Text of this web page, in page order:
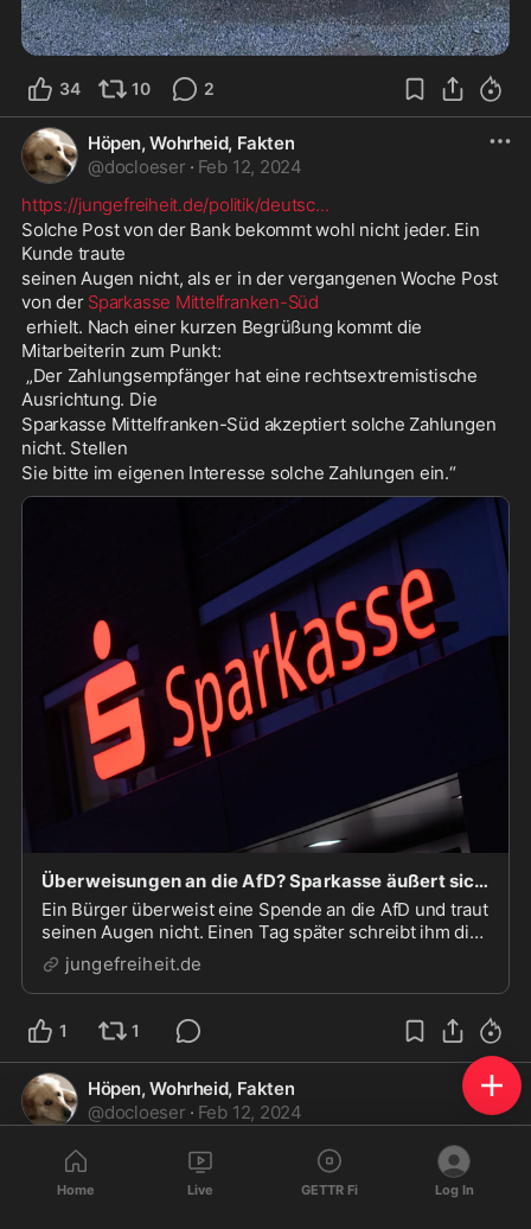
34 10 2
Höpen, Wohrheid, Fakten
@docloeser · Feb 12, 2024
https://jungefreiheit.de/politik/deutsc...
Solche Post von der Bank bekommt wohl nicht jeder. Ein
Kunde traute
seinen Augen nicht, als er in der vergangenen Woche Post
von der Sparkasse Mittelfranken-Süd
Mitarbeiterin zum Punkt:
Ausrichtung. Die
Sparkasse Mittelfranken-Süd akzeptiert solche Zahlungen
nicht. Stellen
Sie bitte im eigenen Interesse solche Zahlungen ein.“
Überweisungen an die AfD? Sparkasse äußert sich zu Drohbrief
Ein Bürger überweist eine Spende an die AfD und traut
seinen Augen nicht. Einen Tag später schreibt ihm die
Sparkasse: „Stellen Sie bitte im eigenen Interesse
solche Zahlungen ein.“ Der Brief ist nach JF-
Informationen echt. Was hat es damit auf sich?
jungefreiheit.de
1 1
Höpen, Wohrheid, Fakten
@docloeser · Feb 12, 2024
https://t.me/rechtsanwaelti
„…nach Impfung werden die Herzkranken herzkränker, die
Home Live GETTR Fi Log In